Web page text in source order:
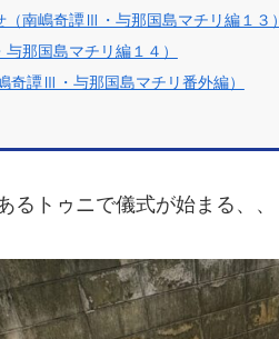
南嶋奇譚Ⅲ・与那国島マチリ編１３）
那国島マチリ編１４）
奇譚Ⅲ・与那国島マチリ番外編）
るトゥニで儀式が始まる、、